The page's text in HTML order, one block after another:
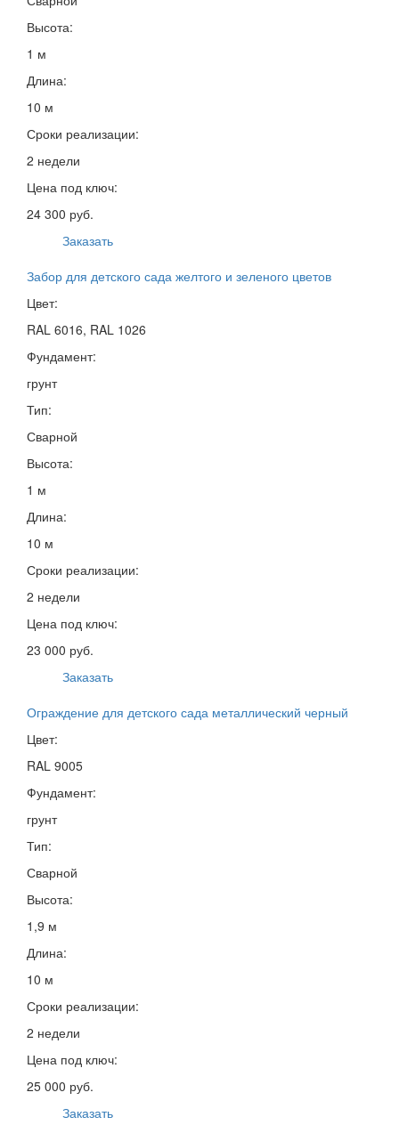
Высота:
1 м
Длина:
10 м
Сроки реализации:
2 недели
Цена под ключ:
24 300 руб.
Заказать
Забор для детского сада желтого и зеленого цветов
Цвет:
RAL 6016, RAL 1026
Фундамент:
грунт
Тип:
Сварной
Высота:
1 м
Длина:
10 м
Сроки реализации:
2 недели
Цена под ключ:
23 000 руб.
Заказать
Ограждение для детского сада металлический черный
Цвет:
RAL 9005
Фундамент:
грунт
Тип:
Сварной
Высота:
1,9 м
Длина:
10 м
Сроки реализации:
2 недели
Цена под ключ:
25 000 руб.
Заказать